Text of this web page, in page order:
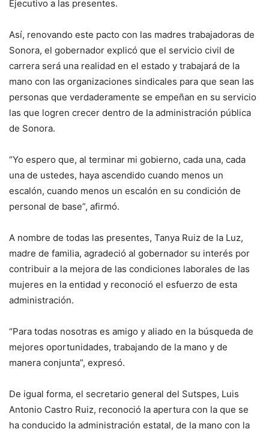
Ejecutivo a las presentes.
Así, renovando este pacto con las madres trabajadoras de
Sonora, el gobernador explicó que el servicio civil de
carrera será una realidad en el estado y trabajará de la
mano con las organizaciones sindicales para que sean las
personas que verdaderamente se empeñan en su servicio
las que logren crecer dentro de la administración pública
de Sonora.
“Yo espero que, al terminar mi gobierno, cada una, cada
una de ustedes, haya ascendido cuando menos un
escalón, cuando menos un escalón en su condición de
personal de base”, afirmó.
A nombre de todas las presentes, Tanya Ruiz de la Luz,
madre de familia, agradeció al gobernador su interés por
contribuir a la mejora de las condiciones laborales de las
mujeres en la entidad y reconoció el esfuerzo de esta
administración.
“Para todas nosotras es amigo y aliado en la búsqueda de
mejores oportunidades, trabajando de la mano y de
manera conjunta”, expresó.
De igual forma, el secretario general del Sutspes, Luis
Antonio Castro Ruiz, reconoció la apertura con la que se
ha conducido la administración estatal, de la mano con la